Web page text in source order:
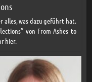
alles, was dazu geführt hat.
von From Ashes to
hier.